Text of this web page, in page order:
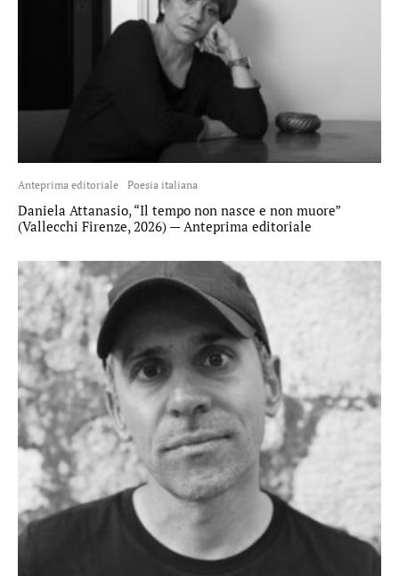
Anteprima editoriale Poesia italiana
Daniela Attanasio, “Il tempo non nasce e non muore”
(Vallecchi Firenze, 2026) — Anteprima editoriale